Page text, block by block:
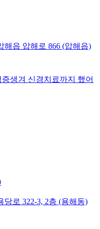
해읍 압해로 866 (압해읍)
생겨 신경치료까지 했어
로 322-3, 2층 (용해동)